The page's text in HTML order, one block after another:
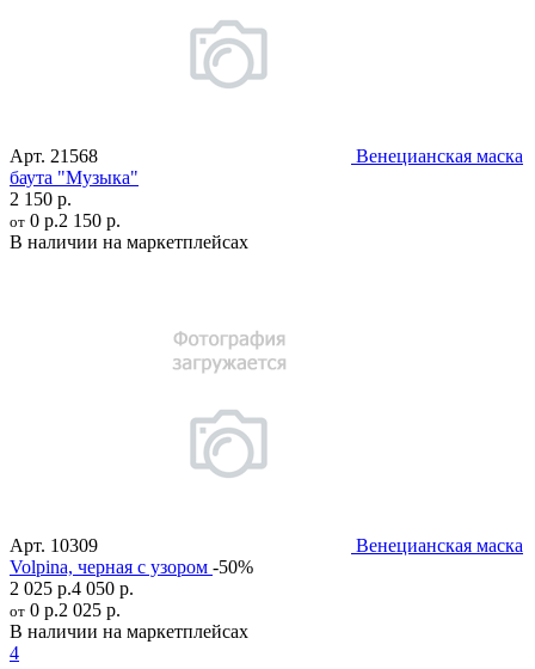
Арт. 21568
Венецианская маска
баута "Музыка"
2 150 р.
от 0 р.2 150 р.
В наличии на маркетплейсах
Арт. 10309
Венецианская маска
Volpina, черная с узором -50%
2 025 р.4 050 р.
от 0 р.2 025 р.
В наличии на маркетплейсах
4